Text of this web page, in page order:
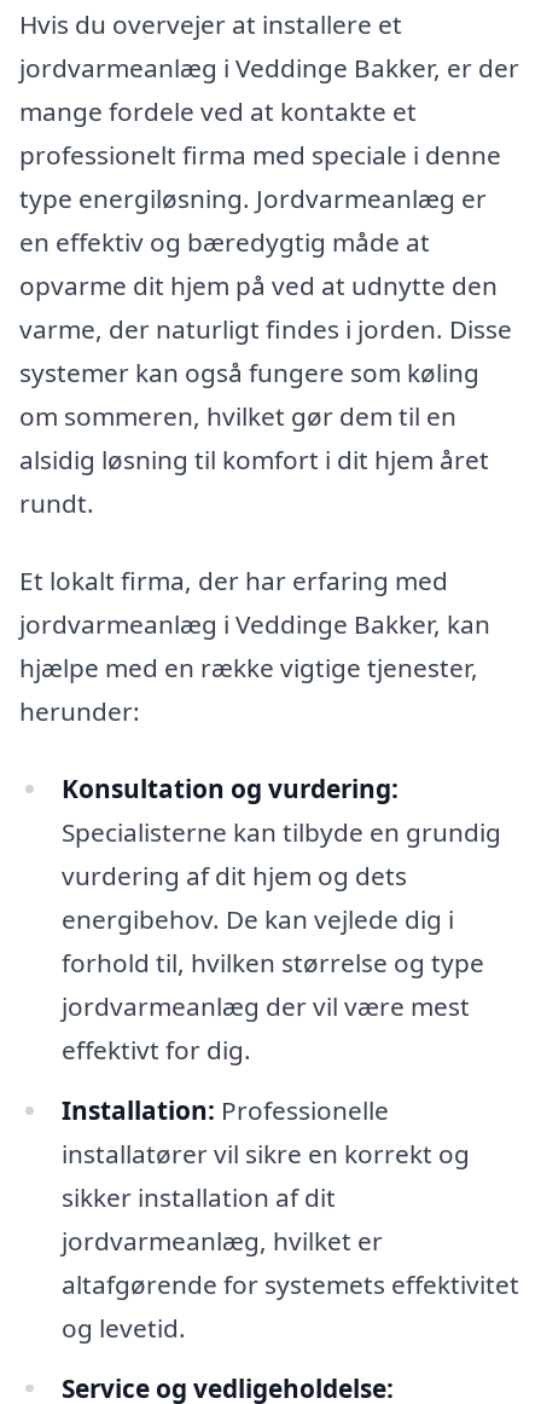
Hvis du overvejer at installere et
jordvarmeanlæg i Veddinge Bakker, er der
mange fordele ved at kontakte et
professionelt firma med speciale i denne
type energiløsning. Jordvarmeanlæg er
en effektiv og bæredygtig måde at
opvarme dit hjem på ved at udnytte den
varme, der naturligt findes i jorden. Disse
systemer kan også fungere som køling
om sommeren, hvilket gør dem til en
alsidig løsning til komfort i dit hjem året
rundt.
Et lokalt firma, der har erfaring med
jordvarmeanlæg i Veddinge Bakker, kan
hjælpe med en række vigtige tjenester,
herunder:
Konsultation og vurdering:
Specialisterne kan tilbyde en grundig
vurdering af dit hjem og dets
energibehov. De kan vejlede dig i
forhold til, hvilken størrelse og type
jordvarmeanlæg der vil være mest
effektivt for dig.
Installation: Professionelle
installatører vil sikre en korrekt og
sikker installation af dit
jordvarmeanlæg, hvilket er
altafgørende for systemets effektivitet
og levetid.
Service og vedligeholdelse: